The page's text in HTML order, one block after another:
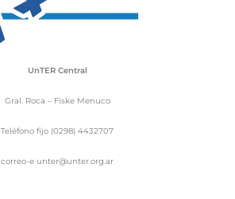
UnTER Central
Gral. Roca – Fiske Menuco
Teléfono fijo (0298) 4432707
correo-e unter@unter.org.ar